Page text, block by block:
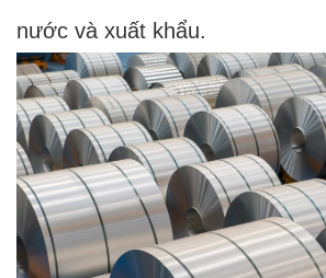
nước và xuất khẩu.